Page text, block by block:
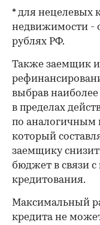
* для нецелевых
недвижимости -
рублях РФ.
Также заемщик
выбрав
в пределах
по аналогичным
который
заемщику
бюджет в связи
кредитования.
Максимальный
кредита не